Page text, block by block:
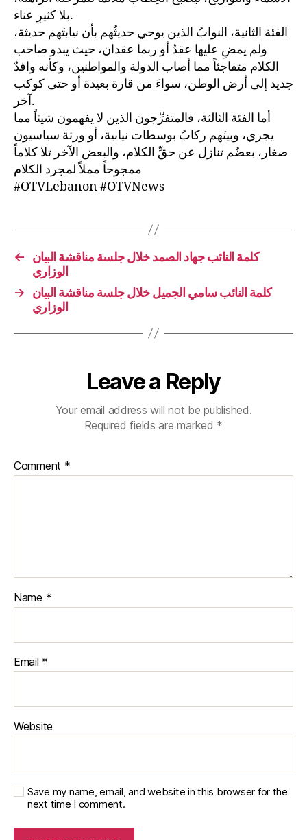
بلا كثيرِ عناء.
الفئة الثانية، النوابُ الذين يوحي حديثُهم بأن نيابتَهم حديثة،
ولم يمضِ عليها عقدٌ أو ربما عقدان، حيث يبدو صاحب
الكلام متفاجئاً مما أصاب الدولة والمواطنين، وكأنه وافدٌ
جديد إلى أرض الوطن، سواءَ من قارة بعيدة أو حتى كوكب
آخر.
أما الفئة الثالثة، فالمتفرِّجون الذين لا يفهمون شيئاً مما
يجري، وبينَهم ركابُ بوسطات نيابية، أو ورثة سياسيون
صغار، بعضُم تنازل عن حقِّ الكلام، والبعض الآخر تلا كلاماً
ممجوحاً مملاً لمجرد الكلام
#OTVLebanon #OTVNews
←
كلمة النائب جهاد الصمد خلال جلسة مناقشة البيان
الوزاري
→
كلمة النائب سامي الجميل خلال جلسة مناقشة البيان
الوزاري
Leave a Reply
Your email address will not be published.
Required fields are marked *
Comment *
Name *
Email *
Website
Save my name, email, and website in this browser for the
next time I comment.